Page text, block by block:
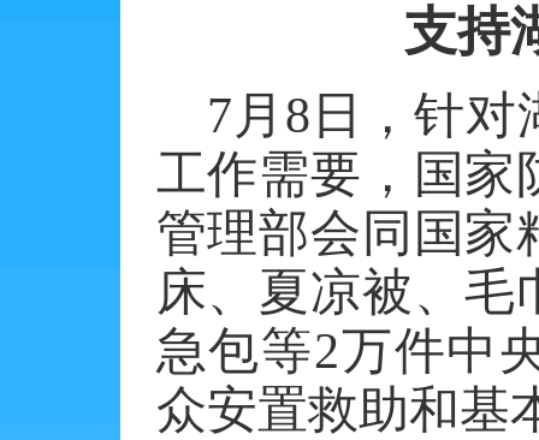
支持
7 月 8 日，针
工作需要，国家
管理部会同国家
床、夏凉被、
急包等2万件中
众安置救助和基